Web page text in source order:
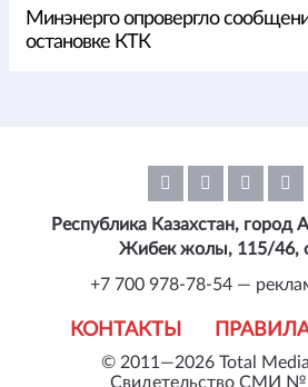
Минэнерго опровергло
остановке КТК
© 2011—2026 Total
Свидетельство СМИ
КОНТАКТЫ
Республика Казахстан, город
Жибек жолы, 115/46,
+7 700 978-78-54 —